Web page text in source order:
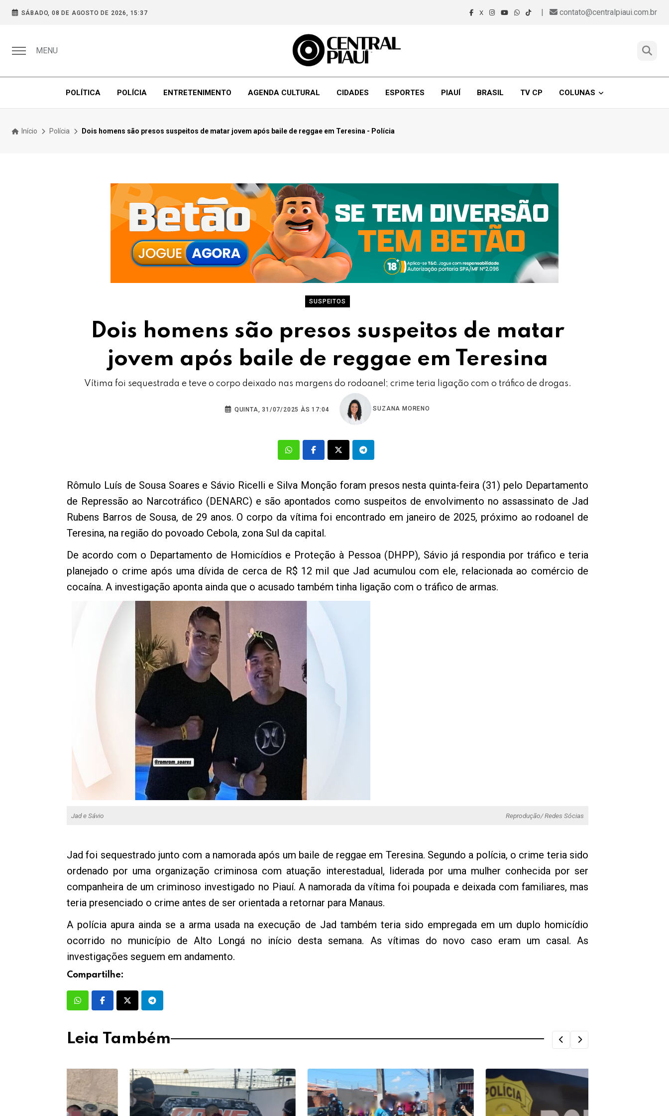
SÁBADO, 08 DE AGOSTO DE 2026, 15:37 X | contato@centralpiaui.com.br
MENU
POLÍTICA POLÍCIA ENTRETENIMENTO AGENDA CULTURAL CIDADES ESPORTES PIAUÍ BRASIL TV CP COLUNAS
Início Polícia Dois homens são presos suspeitos de matar jovem após baile de reggae em Teresina - Polícia
SUSPEITOS
Dois homens são presos suspeitos de matar
jovem após baile de reggae em Teresina
Vítima foi sequestrada e teve o corpo deixado nas margens do rodoanel; crime teria ligação com o tráfico de drogas.
QUINTA, 31/07/2025 ÀS 17:04 SUZANA MORENO
Rômulo Luís de Sousa Soares e Sávio Ricelli e Silva Monção foram presos nesta quinta-feira (31) pelo Departamento
de Repressão ao Narcotráfico (DENARC) e são apontados como suspeitos de envolvimento no assassinato de Jad
Rubens Barros de Sousa, de 29 anos. O corpo da vítima foi encontrado em janeiro de 2025, próximo ao rodoanel de
Teresina, na região do povoado Cebola, zona Sul da capital.
De acordo com o Departamento de Homicídios e Proteção à Pessoa (DHPP), Sávio já respondia por tráfico e teria
planejado o crime após uma dívida de cerca de R$ 12 mil que Jad acumulou com ele, relacionada ao comércio de
cocaína. A investigação aponta ainda que o acusado também tinha ligação com o tráfico de armas.
Jad e Sávio Reprodução/ Redes Sócias
Jad foi sequestrado junto com a namorada após um baile de reggae em Teresina. Segundo a polícia, o crime teria sido
ordenado por uma organização criminosa com atuação interestadual, liderada por uma mulher conhecida por ser
companheira de um criminoso investigado no Piauí. A namorada da vítima foi poupada e deixada com familiares, mas
teria presenciado o crime antes de ser orientada a retornar para Manaus.
A polícia apura ainda se a arma usada na execução de Jad também teria sido empregada em um duplo homicídio
ocorrido no município de Alto Longá no início desta semana. As vítimas do novo caso eram um casal. As
investigações seguem em andamento.
Compartilhe:
Leia Também